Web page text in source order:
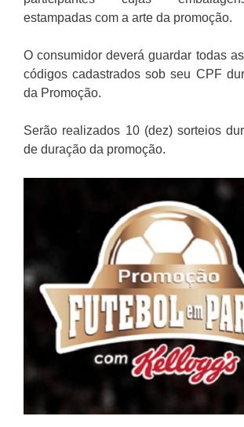
estampadas com a arte da promoção.
O consumidor deverá guardar todas
códigos cadastrados sob seu CPF
da Promoção.
Serão realizados 10 (dez) sorteios
de duração da promoção.